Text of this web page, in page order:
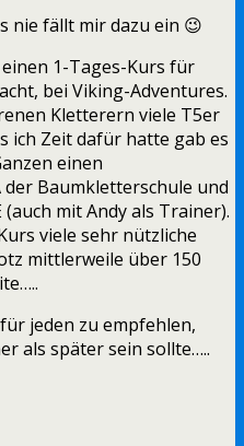
nie fällt mir dazu ein 😉
1-Tages-Kurs für
bei Viking-Adventures.
Kletterern viele T5er
ich Zeit dafür hatte gab es
einen
Baumkletterschule und
(auch mit Andy als Trainer).
viele sehr nützliche
mittlerweile über 150
jeden zu empfehlen,
als später sein sollte…..